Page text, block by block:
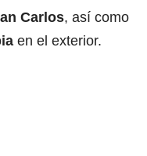
Carlos, así como
en el exterior.